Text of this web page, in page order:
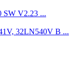
SW V2.23 ...
32LN540V B ...